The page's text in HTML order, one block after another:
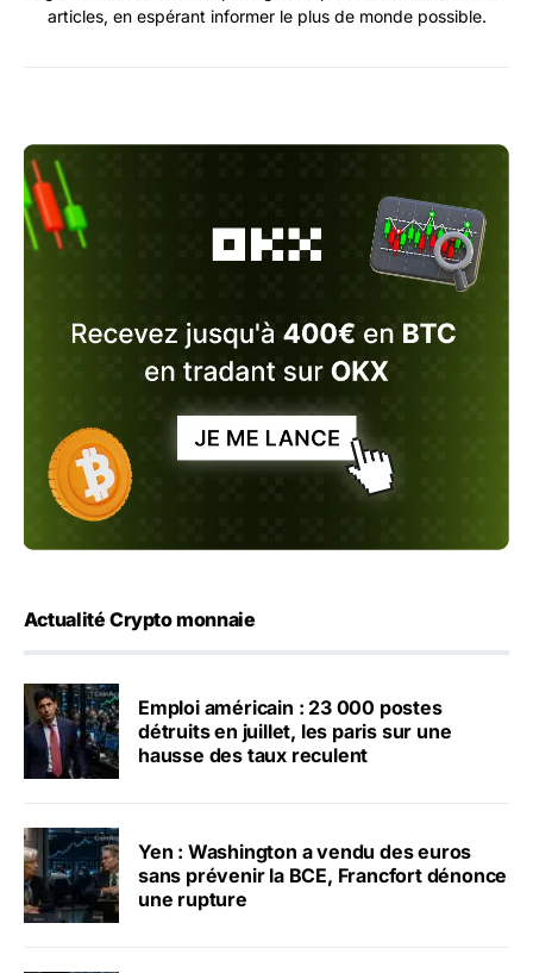
articles, en espérant informer le plus de monde possible.
Actualité Crypto monnaie
Emploi américain : 23 000 postes
détruits en juillet, les paris sur une
hausse des taux reculent
Yen : Washington a vendu des euros
sans prévenir la BCE, Francfort dénonce
une rupture